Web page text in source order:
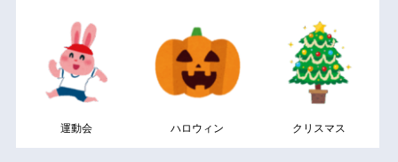
運動会 ハロウィン クリスマス